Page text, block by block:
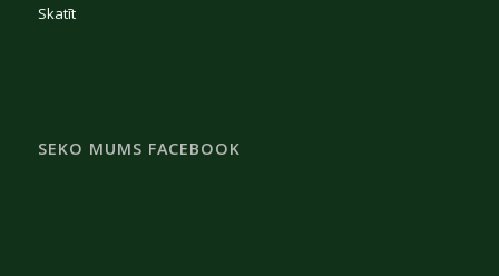
Skatīt
SEKO MUMS FACEBOOK